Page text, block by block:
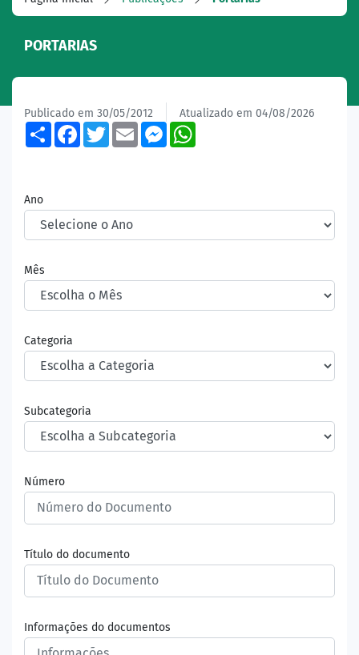
PORTARIAS
Publicado em 30/05/2012 Atualizado em 04/08/2026
ShareFacebook
TwitterEmailMessenger
Ano
Mês
Categoria
Subcategoria
Número
Título do documento
Informações do documentos